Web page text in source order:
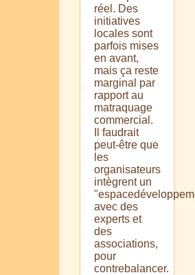
réel. Des
initiatives
locales sont
parfois mises
en avant,
mais ça reste
marginal par
rapport au
matraquage
commercial.
Il faudrait
peut-être que
les
organisateurs
intègrent un
avec des
experts et
des
associations,
pour
contrebalancer.